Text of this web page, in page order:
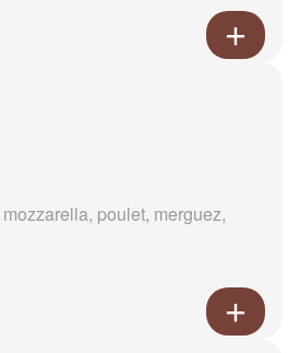
poulet, merguez,